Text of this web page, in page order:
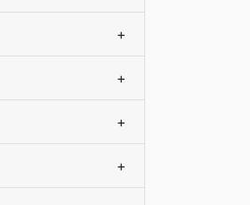
+
+
+
+